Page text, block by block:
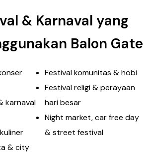
& Karnaval yang
Balon Gate
karnaval
& city
Festival komunitas & hobi
Festival religi & perayaan
hari besar
Night market, car free day
& street festival